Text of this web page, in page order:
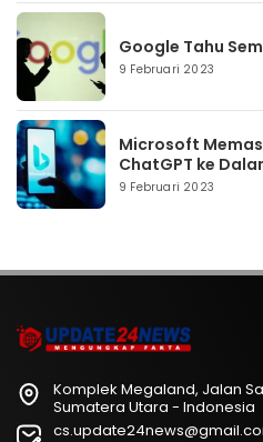
Google Tahu
9 Februari 2023
Microsoft
ChatGPT ke
9 Februari 2023
Komplek Megaland, Jalan
Sumatera Utara - Indonesia